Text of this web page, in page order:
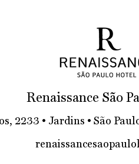
Renaissance São
2233 • Jardins • São